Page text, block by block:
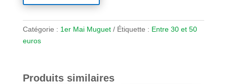
Catégorie : 1er Mai Muguet Étiquette : Entre 30 et 50
euros
Produits similaires